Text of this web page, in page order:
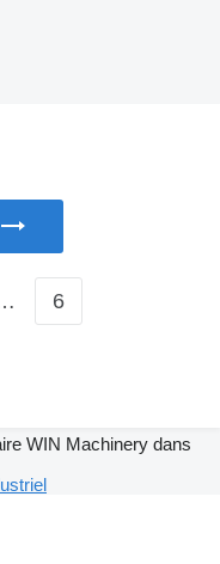
6
WIN Machinery dans